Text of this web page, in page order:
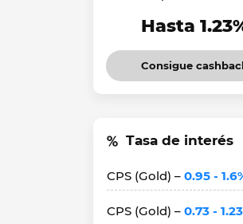
Hasta
Consigue
Tasa de interés
CPS (Gold) – 0.95 -
CPS (Gold) – 0.73 -